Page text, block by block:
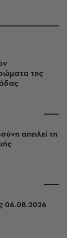
της
απειλεί τη
06.08.2026